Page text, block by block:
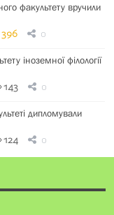
факультету вручили
396 0
іноземної філології
143 0
дипломували
124 0